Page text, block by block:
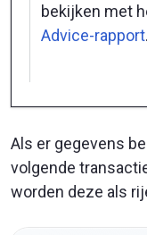
bekijken met
Advice-rapport.
Als er gegevens
volgende
worden deze als